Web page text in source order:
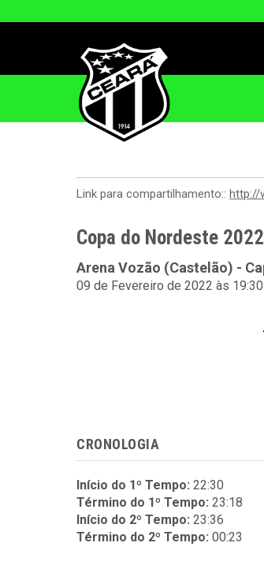
Link para compartilhamento:: http://
Copa do Nordeste
Arena Vozão (Castelão) -
09 de Fevereiro de 2022 às
CRONOLOGIA
Início do 1º Tempo: 22:30
Término do 1º Tempo: 23:18
Início do 2º Tempo: 23:36
Término do 2º Tempo: 00:23